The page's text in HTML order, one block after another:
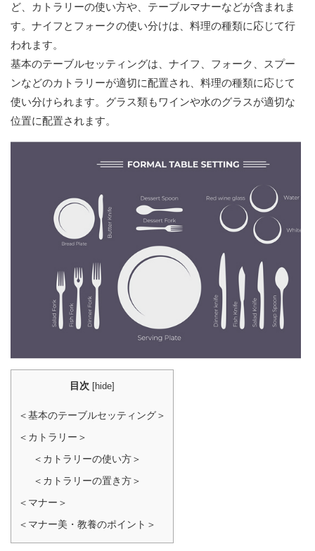
ど、カトラリーの使い方や、テーブルマナーなどが含まれま
す。ナイフとフォークの使い分けは、料理の種類に応じて行
われます。
基本のテーブルセッティングは、ナイフ、フォーク、スプー
ンなどのカトラリーが適切に配置され、料理の種類に応じて
使い分けられます。グラス類もワインや水のグラスが適切な
位置に配置されます。
目次 [hide]
＜基本のテーブルセッティング＞
＜カトラリー＞
＜カトラリーの使い方＞
＜カトラリーの置き方＞
＜マナー＞
＜マナー美・教養のポイント＞